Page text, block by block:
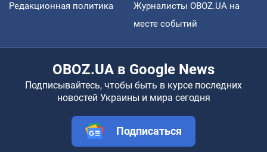
Редакционная политика
Журналисты OBOZ.UA на
месте событий
OBOZ.UA в Google News
Подписывайтесь, чтобы быть в курсе последних
новостей Украины и мира сегодня
Подписаться